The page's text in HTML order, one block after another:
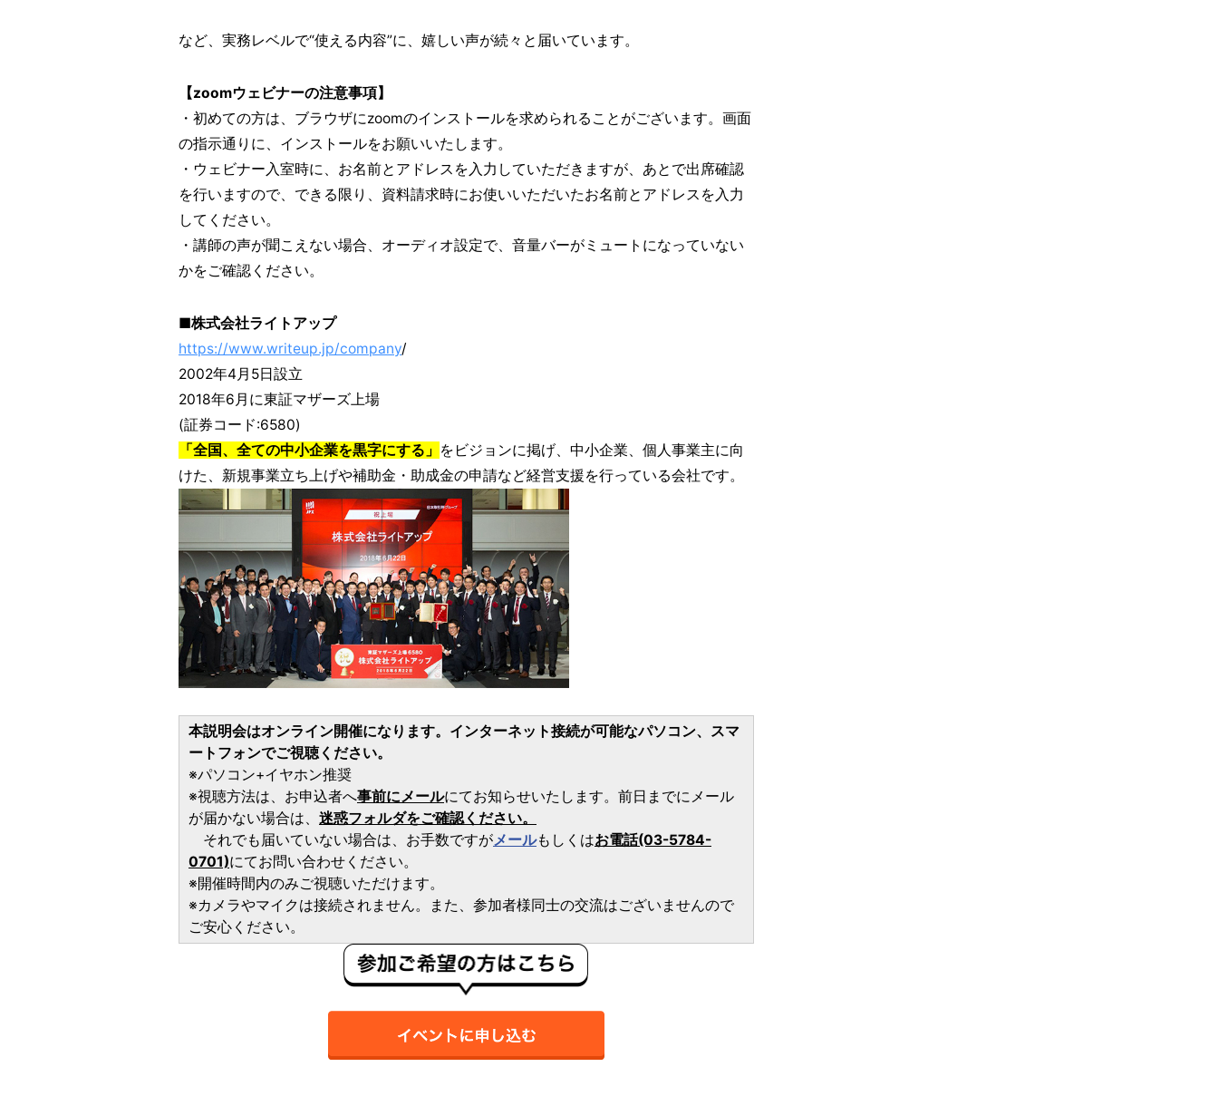
など、実務レベルで“使える内容”に、嬉しい声が続々と届いています。
【zoomウェビナーの注意事項】
・初めての方は、ブラウザにzoomのインストールを求められることがございます。画面
の指示通りに、インストールをお願いいたします。
・ウェビナー入室時に、お名前とアドレスを入力していただきますが、あとで出席確認
を行いますので、できる限り、資料請求時にお使いいただいたお名前とアドレスを入力
してください。
・講師の声が聞こえない場合、オーディオ設定で、音量バーがミュートになっていない
かをご確認ください。
■株式会社ライトアップ
https://www.writeup.jp/company/
2002年4月5日設立
2018年6月に東証マザーズ上場
(証券コード:6580)
「全国、全ての中小企業を黒字にする」 をビジョンに掲げ、中小企業、個人事業主に向
けた、新規事業立ち上げや補助金・助成金の申請など経営支援を行っている会社です。
本説明会はオンライン開催になります。インターネット接続が可能なパソコン、スマ
ートフォンでご視聴ください。
※パソコン+イヤホン推奨
※視聴方法は、お申込者へ事前にメールにてお知らせいたします。前日までにメール
が届かない場合は、 迷惑フォルダをご確認ください。
それでも届いていない場合は、お手数ですがメールもしくはお電話(03-5784-
0701)にてお問い合わせください。
※開催時間内のみご視聴いただけます。
※カメラやマイクは接続されません。また、参加者様同士の交流はございませんので
ご安心ください。